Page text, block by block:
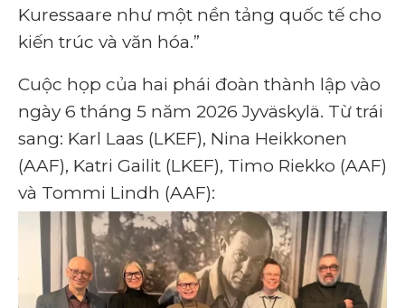
Kuressaare như một nền tảng quốc tế cho
kiến ​​trúc và văn hóa.”
Cuộc họp của hai phái đoàn thành lập vào
ngày 6 tháng 5 năm 2026 Jyväskylä. Từ trái
sang: Karl Laas (LKEF), Nina Heikkonen
(AAF), Katri Gailit (LKEF), Timo Riekko (AAF)
và Tommi Lindh (AAF):